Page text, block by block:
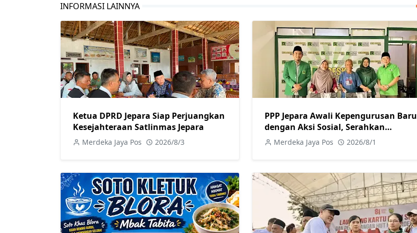
INFORMASI LAINNYA
Ketua DPRD Jepara Siap Perjuangkan
Kesejahteraan Satlinmas Jepara
Merdeka Jaya Pos 2026/8/3
PPP Jepara Awali Kepengurusan Baru
dengan Aksi Sosial, Serahkan
Bantuan Kursi Roda kepada Warga
Merdeka Jaya Pos 2026/8/1